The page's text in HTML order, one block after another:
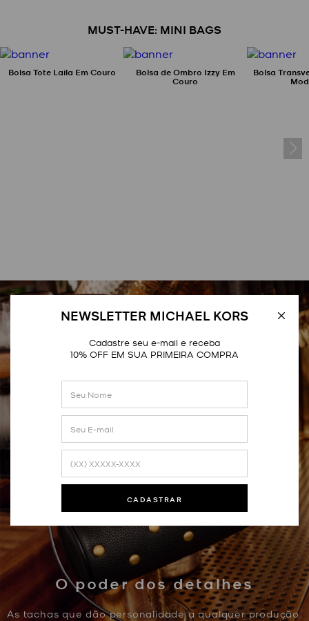
NEWSLETTER MICHAEL KORS
Cadastre seu e-mail e receba
10% OFF EM SUA PRIMEIRA COMPRA
CADASTRAR
MUST-HAVE: MINI BAGS
Bolsa Tote Laila Em Couro Bolsa de Ombro Izzy Em
Couro
Bolsa
O poder dos detalhes
As tachas que dão personalidade a qualquer produção.